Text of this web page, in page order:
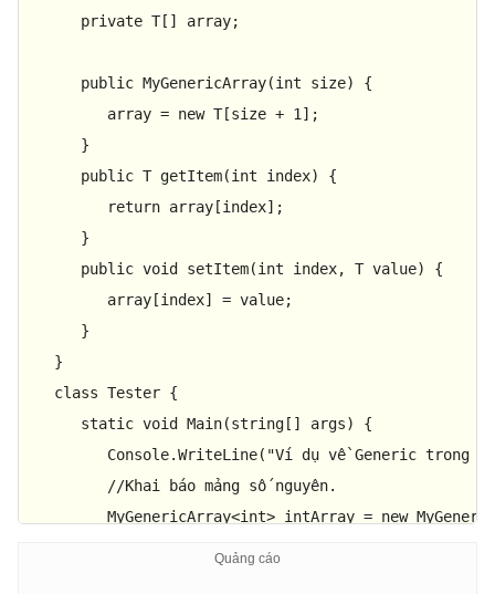
private T[] array;
public MyGenericArray(int size)
{
         array =
new T[size + 1 ];
      }
public T getItem(int index)
{
return array[index];
      }
public void setItem(int index, T value)
{
         array[index] =
value;
      }
   }
class Tester {
static void Main(string [] args)
{
         Console.WriteLine(
"Ví dụ về Generic trong
//Khai báo mảng số nguyên.
         MyGenericArray<
int> intArray = new